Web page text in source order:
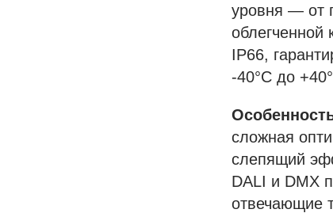
уровня — от
IP66,
-40°С до
сложная
слепящий
DALI и DMX
отвечающие